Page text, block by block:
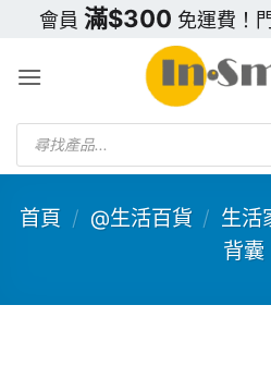
content
會員 滿$300 免運費！
Products
search
首頁 / @生活百貨 / 生活
背囊